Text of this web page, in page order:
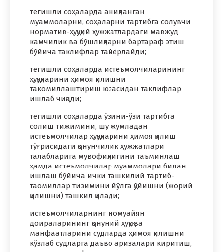
тегишли соҳаларда аниқланган
муаммоларни, соҳаларни тартибга солувчи
норматив-ҳуқуқий ҳужжатлардаги мавжуд
камчилик ва бўшлиқларни бартараф этиш
бўйича таклифлар тайёрлайди;
тегишли соҳаларда истеъмолчиларининг
ҳуқуқларини ҳимоя қилишни
такомиллаштириш юзасидан таклифлар
ишлаб чиқади;
тегишли соҳаларда ўзини-ўзи тартибга
солиш тижимини, шу жумладан
истеъмолчилар ҳуқуқларини ҳимоя қилиш
тўғрисидаги қонунчилик ҳужжатлари
талабларига мувофиқлигини таъминлаш
ҳамда истеъмолчилар муаммолари билан
ишлаш бўйича ички ташкилий тартиб-
таомиллар тизимини йўлга қўйишни (жорий
қилишни) ташкил қилади;
истеъмолчиларнинг номуайян
доираларининг қонуний ҳуқуқ ва
манфаатларини судларда ҳимоя қилишни
кўзлаб судларга даъво аризалари киритиш,